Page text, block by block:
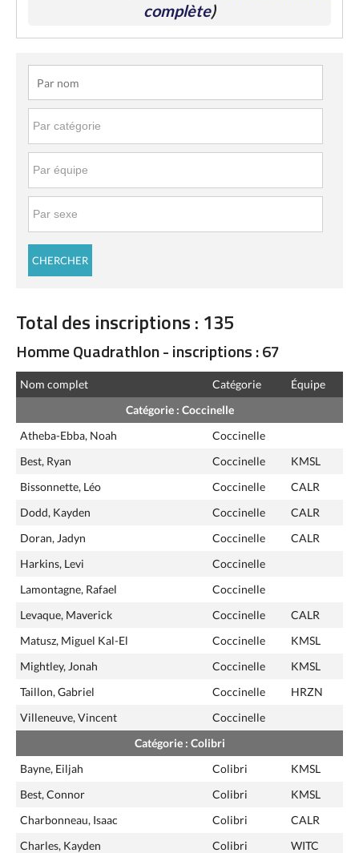
complète)
Total des inscriptions : 135
Homme Quadrathlon - inscriptions : 67
Nom complet Catégorie
Équipe
Catégorie : Coccinelle
Atheba-Ebba, Noah
Coccinelle
Best, Ryan
Coccinelle
KMSL
Bissonnette, Léo
Coccinelle
CALR
Dodd, Kayden
Coccinelle
CALR
Doran, Jadyn
Coccinelle
CALR
Harkins, Levi
Coccinelle
Lamontagne, Rafael
Coccinelle
Levaque, Maverick
Coccinelle
CALR
Matusz, Miguel Kal-El
Coccinelle
KMSL
Mightley, Jonah
Coccinelle
KMSL
Taillon, Gabriel
Coccinelle
HRZN
Villeneuve, Vincent
Coccinelle
Catégorie : Colibri
Bayne, Eiljah
Colibri
KMSL
Best, Connor
Colibri
KMSL
Charbonneau, Isaac
Colibri
CALR
Charles, Kayden
Colibri
WITC